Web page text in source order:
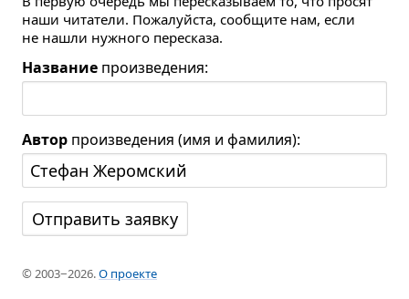
наши читатели. Пожалуйста, сообщите нам, если
не нашли нужного пересказа.
Название произведения:
Автор произведения (имя и фамилия):
© 2003−2026.О проекте